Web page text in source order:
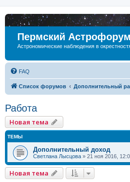
Пермский Астрофорум
Астрономические наблюдения в
FAQ
Список форумов Дополнительный
Работа
Новая тема
ТЕМЫ
Дополнительный доход
Светлана Лысцова » 21 ноя 2016,
Новая тема